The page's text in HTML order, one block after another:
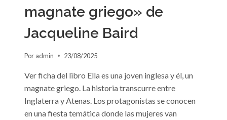
magnate griego» de
Jacqueline Baird
Por admin 23/08/2025
Ver ficha del libro Ella es una joven inglesa y él, un
magnate griego. La historia transcurre entre
Inglaterra y Atenas. Los protagonistas se conocen
en una fiesta temática donde las mujeres van